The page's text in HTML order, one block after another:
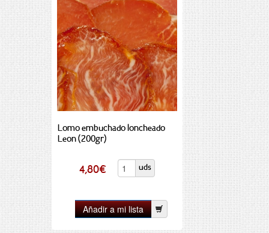
Lomo embuchado loncheado
Leon (200gr)
4,80€ uds